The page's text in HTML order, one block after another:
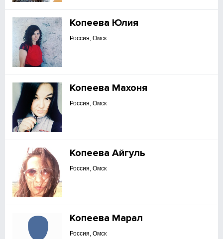
Копеева Юлия
Россия, Омск
Копеева Махоня
Россия, Омск
Копеева Айгуль
Россия, Омск
Копеева Марал
Россия, Омск